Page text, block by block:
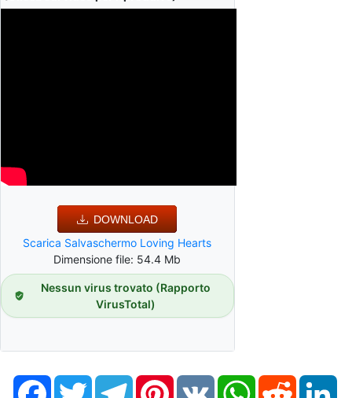
DOWNLOAD
Scarica Salvaschermo Loving Hearts
Dimensione file: 54.4 Mb
Nessun virus trovato (Rapporto
VirusTotal)
FacebookTwitter TelegramPinterestVK WhatsAppReddit